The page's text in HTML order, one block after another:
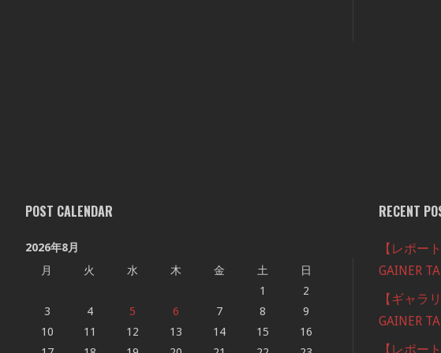
POST CALENDAR
2026年8月
月
火 水 木 金 土
日
1
2
3
4 5 6 7 8
9
10
11 12 13 14 15
16
RECENT
【レポー
GAINER
【ギャラ
GAINER
【レポー